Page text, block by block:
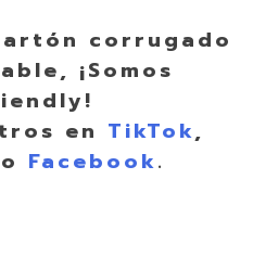
corrugado
¡Somos
en TikTok,
o Facebook.